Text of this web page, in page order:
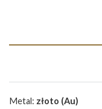
Metal: złoto (Au)